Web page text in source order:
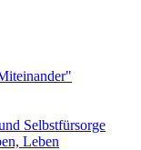
Selbstfürsorge
Leben